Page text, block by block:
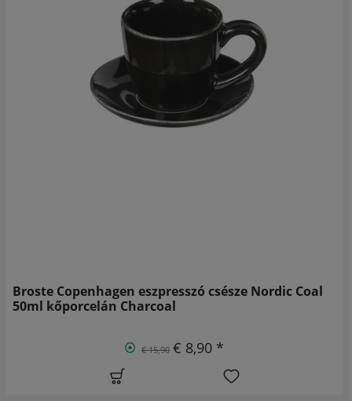
Broste Copenhagen eszpresszó csésze Nordic Coal
50ml kőporcelán Charcoal
€ 15,90 € 8,90 *